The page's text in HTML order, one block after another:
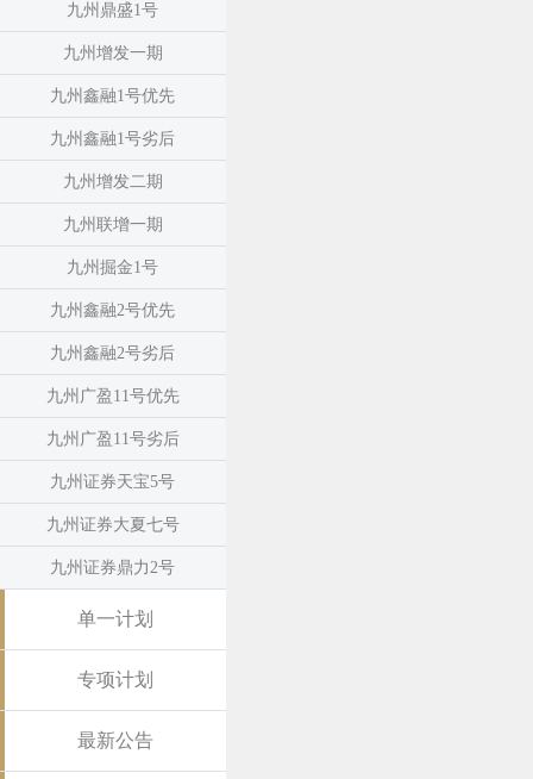
九州鼎盛1号
九州增发一期
九州鑫融1号优先
九州鑫融1号劣后
九州增发二期
九州联增一期
九州掘金1号
九州鑫融2号优先
九州鑫融2号劣后
九州广盈11号优先
九州广盈11号劣后
九州证券天宝5号
九州证券大夏七号
九州证券鼎力2号
单一计划
专项计划
最新公告